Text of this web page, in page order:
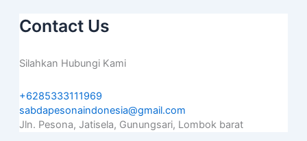
Contact Us
Silahkan Hubungi Kami
+6285333111969
sabdapesonaindonesia@gmail.com
Jln. Pesona, Jatisela, Gunungsari, Lombok barat